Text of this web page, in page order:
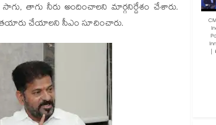
తాగు నీరు అందించాలని మార్గనిర్దేశం చేశారు.
తయారు చేయాలని సీఎం సూచించారు.
|